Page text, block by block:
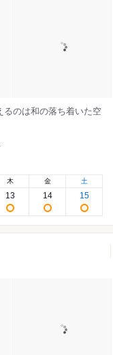
るのは和の落ち着いた空
木
13
金
14
土
15